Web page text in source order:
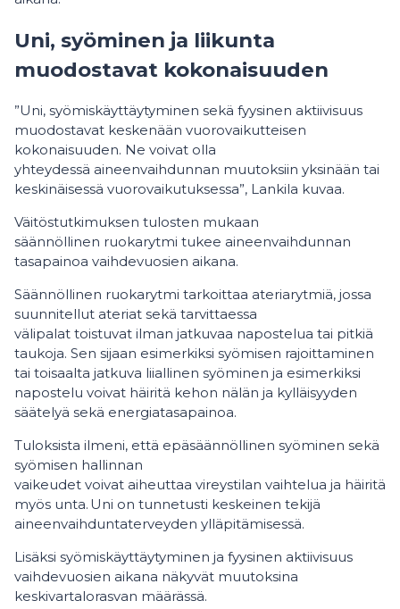
Uni, syöminen ja liikunta
muodostavat kokonaisuuden
”Uni, syömiskäyttäytyminen sekä fyysinen aktiivisuus
muodostavat keskenään vuorovaikutteisen
kokonaisuuden. Ne voivat olla
yhteydessä aineenvaihdunnan muutoksiin yksinään tai
keskinäisessä vuorovaikutuksessa”, Lankila kuvaa.
Väitöstutkimuksen tulosten mukaan
säännöllinen ruokarytmi tukee aineenvaihdunnan
tasapainoa vaihdevuosien aikana.
Säännöllinen ruokarytmi tarkoittaa ateriarytmiä, jossa
suunnitellut ateriat sekä tarvittaessa
välipalat toistuvat ilman jatkuvaa napostelua tai pitkiä
taukoja. Sen sijaan esimerkiksi syömisen rajoittaminen
tai toisaalta jatkuva liiallinen syöminen ja esimerkiksi
napostelu voivat häiritä kehon nälän ja kylläisyyden
säätelyä sekä energiatasapainoa.
Tuloksista ilmeni, että epäsäännöllinen syöminen sekä
syömisen hallinnan
vaikeudet voivat aiheuttaa vireystilan vaihtelua ja häiritä
myös unta. Uni on tunnetusti keskeinen tekijä
aineenvaihduntaterveyden ylläpitämisessä.
Lisäksi syömiskäyttäytyminen ja fyysinen aktiivisuus
vaihdevuosien aikana näkyvät muutoksina
keskivartalorasvan määrässä.